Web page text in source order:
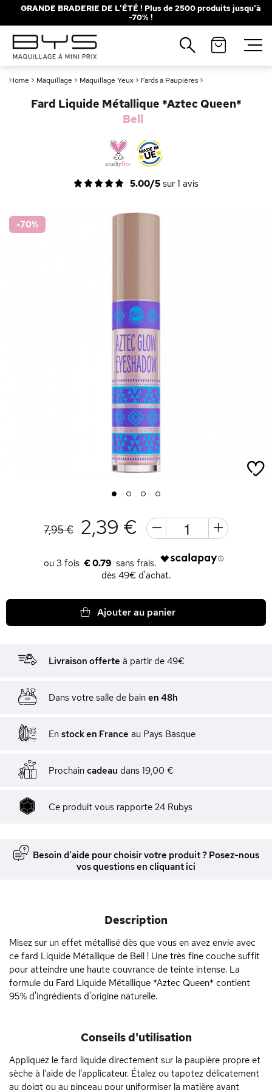
GRANDE BRADERIE DE L'ÉTÉ ! Plus de 2500 produits jusqu'à
-70% !
Home > Maquillage > Maquillage Yeux > Fards à Paupières >
Fard Liquide Métallique *Aztec Queen*
Bell
5.00/5 sur 1 avis
-70%
1 2 3 4
7,95 € 2,39 €
€ 0.79
dès 49€ d'achat.
Ajouter au panier
Livraison offerte à partir de 49€
Dans votre salle de bain en 48h
En stock en France au Pays Basque
Prochain cadeau dans 19,00 €
Ce produit vous rapporte 24 Rubys
Besoin d'aide pour choisir votre produit ? Posez-nous
vos questions en cliquant ici
Description
Misez sur un effet métallisé dès que vous en avez envie avec
ce fard Liquide Métallique de Bell ! Une très fine couche suffit
pour atteindre une haute couvrance de teinte intense. La
formule du Fard Liquide Métallique *Aztec Queen* contient
95% d'ingrédients d'origine naturelle.
Conseils d'utilisation
Appliquez le fard liquide directement sur la paupière propre et
sèche à l’aide de l’applicateur. Étalez ou tapotez délicatement
au doigt ou au pinceau pour uniformiser la matière avant
Fermer
Recherches populaires
Mascara
Palette
Solaire
Brumes